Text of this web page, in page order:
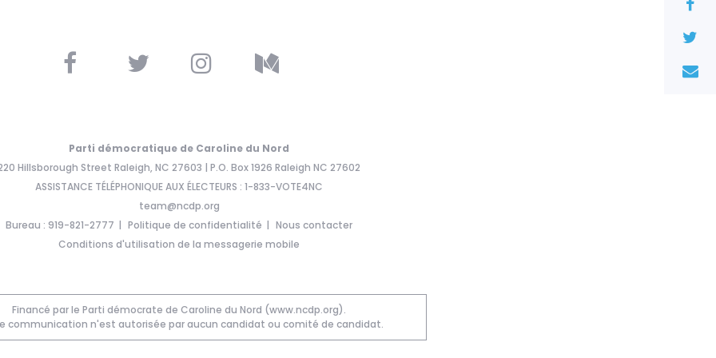
Parti démocratique de Caroline du Nord
Hillsborough Street Raleigh, NC 27603 | P.O. Box 1926 Raleigh NC 27602
ASSISTANCE TÉLÉPHONIQUE AUX ÉLECTEURS : 1-833-VOTE4NC
team@ncdp.org
Bureau : 919-821-2777
Politique de confidentialité
Nous contacter
Conditions d'utilisation de la messagerie mobile
Financé par le Parti démocrate de Caroline du Nord (www.ncdp.org).
communication n'est autorisée par aucun candidat ou comité de candidat.